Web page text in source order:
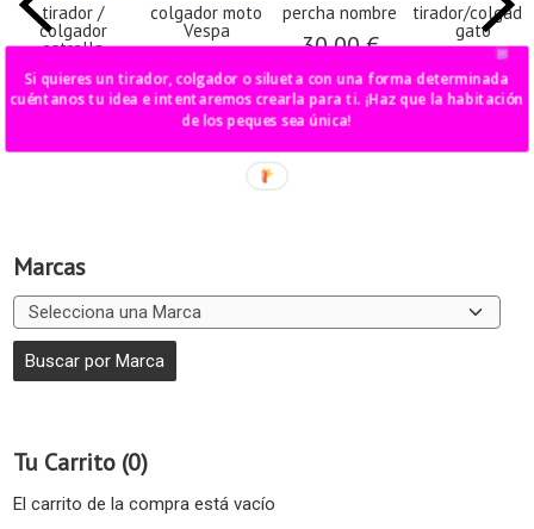
Marcas
Tu Carrito (0)
El carrito de la compra está vacío
tirador /
colgador
estrella
madera
6,00 €
colgador moto
Vespa
percha nombre
30,00 €
tirador/
gato
6,00 €
Si quieres un tirador, colgador o silueta con una forma determinada
cuéntanos tu idea e intentaremos crearla para ti. ¡Haz que la habitación
de los peques sea única!